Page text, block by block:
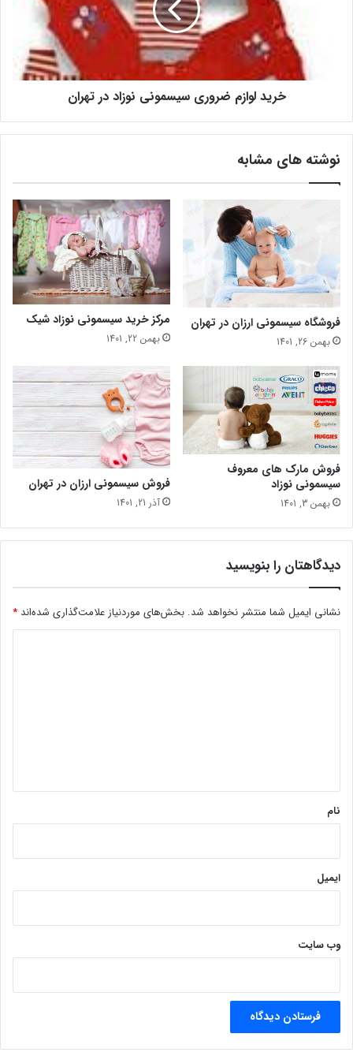
خرید لوازم ضروری سیسمونی نوزاد در تهران
نوشته های مشابه
فروشگاه سیسمونی ارزان در تهران
بهمن 26, 1401
مرکز خرید سیسمونی نوزاد شیک
بهمن 22, 1401
فروش مارک های معروف
سیسمونی نوزاد
بهمن 3, 1401
فروش سیسمونی ارزان در تهران
آذر 21, 1401
دیدگاهتان را بنویسید
نشانی ایمیل شما منتشر نخواهد شد. بخش‌های موردنیاز علامت‌گذاری شده‌اند *
نام
ایمیل
وب‌ سایت